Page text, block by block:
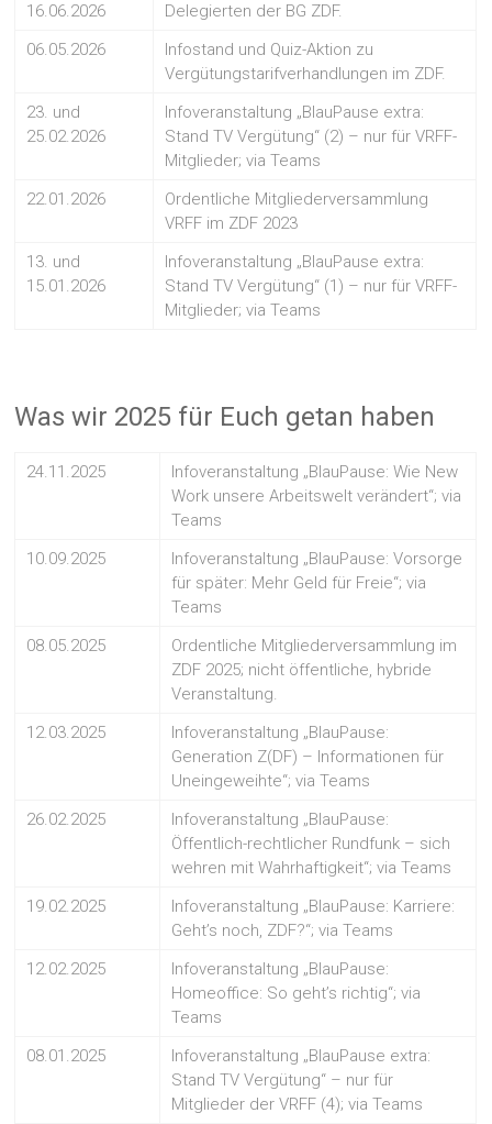
16.06.2026
Delegierten der BG ZDF.
06.05.2026
Infostand und Quiz-Aktion zu
Vergütungstarifverhandlungen im ZDF.
23. und
25.02.2026
Infoveranstaltung „BlauPause extra:
Stand TV Vergütung“ (2) – nur für VRFF-
Mitglieder; via Teams
22.01.2026
Ordentliche Mitgliederversammlung
VRFF im ZDF 2023
13. und
15.01.2026
Infoveranstaltung „BlauPause extra:
Stand TV Vergütung“ (1) – nur für VRFF-
Mitglieder; via Teams
Was wir 2025 für Euch getan haben
24.11.2025
Infoveranstaltung „BlauPause: Wie New
Work unsere Arbeitswelt verändert“; via
Teams
10.09.2025
Infoveranstaltung „BlauPause: Vorsorge
für später: Mehr Geld für Freie“; via
Teams
08.05.2025
Ordentliche Mitgliederversammlung im
ZDF 2025; nicht öffentliche, hybride
Veranstaltung.
12.03.2025
Infoveranstaltung „BlauPause:
Generation Z(DF) – Informationen für
Uneingeweihte“; via Teams
26.02.2025
Infoveranstaltung „BlauPause:
Öffentlich-rechtlicher Rundfunk – sich
wehren mit Wahrhaftigkeit“; via Teams
19.02.2025
Infoveranstaltung „BlauPause: Karriere:
Geht’s noch, ZDF?“; via Teams
12.02.2025
Infoveranstaltung „BlauPause:
Homeoffice: So geht’s richtig“; via
Teams
08.01.2025
Infoveranstaltung „BlauPause extra:
Stand TV Vergütung“ – nur für
Mitglieder der VRFF (4); via Teams